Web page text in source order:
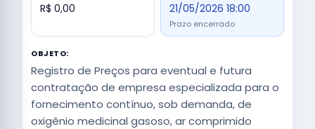
R$ 0,00 21/05/2026 18:00
Prazo encerrado
OBJETO:
Registro de Preços para eventual e futura
contratação de empresa especializada para o
fornecimento contínuo, sob demanda, de
oxigênio medicinal gasoso, ar comprimido